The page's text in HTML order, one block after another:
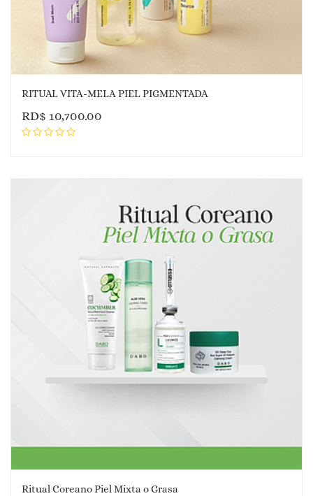
RITUAL VITA-MELA PIEL PIGMENTADA
RD$ 10,700.00
Ritual Coreano Piel Mixta o Grasa